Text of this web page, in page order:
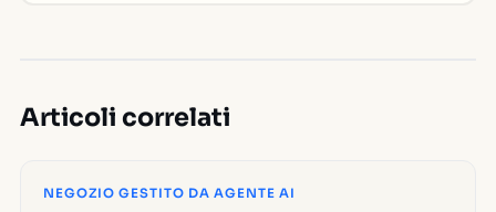
Articoli correlati
NEGOZIO GESTITO DA AGENTE AI